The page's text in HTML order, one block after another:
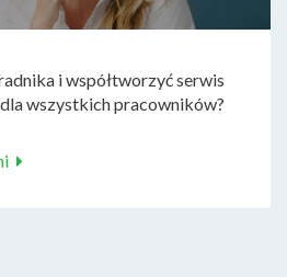
i współtworzyć serwis
wszystkich pracowników?